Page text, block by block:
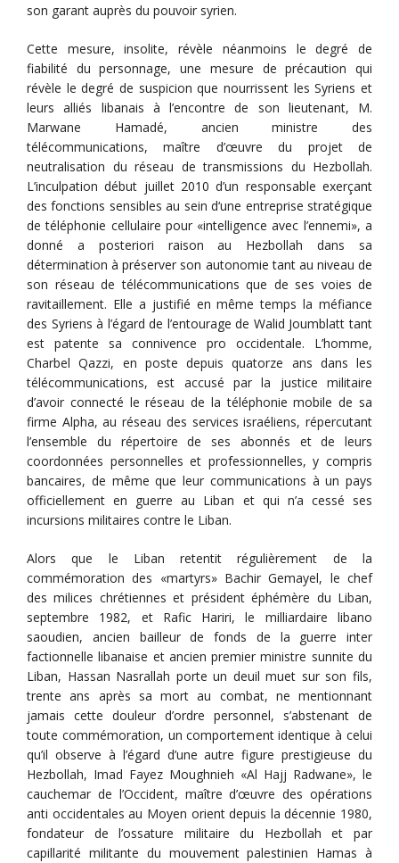
son garant auprès du pouvoir syrien.
Cette mesure, insolite, révèle néanmoins le degré de
fiabilité du personnage, une mesure de précaution qui
révèle le degré de suspicion que nourrissent les Syriens et
leurs alliés libanais à l’encontre de son lieutenant, M.
Marwane Hamadé, ancien ministre des
télécommunications, maître d’œuvre du projet de
neutralisation du réseau de transmissions du Hezbollah.
L’inculpation début juillet 2010 d’un responsable exerçant
des fonctions sensibles au sein d‘une entreprise stratégique
de téléphonie cellulaire pour «intelligence avec l’ennemi», a
donné a posteriori raison au Hezbollah dans sa
détermination à préserver son autonomie tant au niveau de
son réseau de télécommunications que de ses voies de
ravitaillement. Elle a justifié en même temps la méfiance
des Syriens à l’égard de l’entourage de Walid Joumblatt tant
est patente sa connivence pro occidentale. L’homme,
Charbel Qazzi, en poste depuis quatorze ans dans les
télécommunications, est accusé par la justice militaire
d’avoir connecté le réseau de la téléphonie mobile de sa
firme Alpha, au réseau des services israéliens, répercutant
l’ensemble du répertoire de ses abonnés et de leurs
coordonnées personnelles et professionnelles, y compris
bancaires, de même que leur communications à un pays
officiellement en guerre au Liban et qui n’a cessé ses
incursions militaires contre le Liban.
Alors que le Liban retentit régulièrement de la
commémoration des «martyrs» Bachir Gemayel, le chef
des milices chrétiennes et président éphémère du Liban,
septembre 1982, et Rafic Hariri, le milliardaire libano
saoudien, ancien bailleur de fonds de la guerre inter
factionnelle libanaise et ancien premier ministre sunnite du
Liban, Hassan Nasrallah porte un deuil muet sur son fils,
trente ans après sa mort au combat, ne mentionnant
jamais cette douleur d’ordre personnel, s’abstenant de
toute commémoration, un comportement identique à celui
qu’il observe à l’égard d’une autre figure prestigieuse du
Hezbollah, Imad Fayez Moughnieh «Al Hajj Radwane», le
cauchemar de l’Occident, maître d’œuvre des opérations
anti occidentales au Moyen orient depuis la décennie 1980,
fondateur de l’ossature militaire du Hezbollah et par
capillarité militante du mouvement palestinien Hamas à